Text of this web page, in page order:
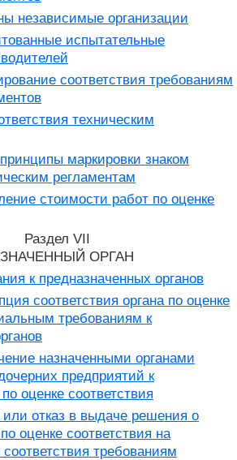
независимые организации
испытательные
соответствия требованиям
техническим
маркировки знаком
регламентам
стоимости работ по оценке
Раздел VII
ОРГАН
к предназначенных органов
соответствия органа по оценке
требованиям к
назначенными органами
предприятий к
оценке соответствия
отказ в выдаче решения о
оценке соответствия на
требованиям